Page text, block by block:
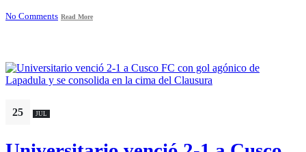
No Comments Read More
25 JUL